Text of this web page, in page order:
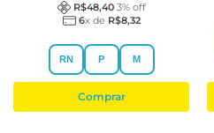
R$48,40 3% off
6x de R$8,32
RN P M
Comprar